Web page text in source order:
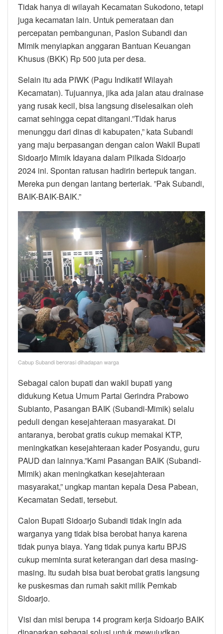
Tidak hanya di wilayah Kecamatan Sukodono, tetapi
juga kecamatan lain. Untuk pemerataan dan
percepatan pembangunan, Paslon Subandi dan
Mimik menyiapkan anggaran Bantuan Keuangan
Khusus (BKK) Rp 500 juta per desa.
Selain itu ada PIWK (Pagu Indikatif Wilayah
Kecamatan). Tujuannya, jika ada jalan atau drainase
yang rusak kecil, bisa langsung diselesaikan oleh
camat sehingga cepat ditangani.”Tidak harus
menunggu dari dinas di kabupaten,” kata Subandi
yang maju berpasangan dengan calon Wakil Bupati
Sidoarjo Mimik Idayana dalam Pilkada Sidoarjo
2024 ini. Spontan ratusan hadirin bertepuk tangan.
Mereka pun dengan lantang berteriak. ”Pak Subandi,
BAIK-BAIK-BAIK.”
Cabup Subandi berorasi dihadapan warga
Sebagai calon bupati dan wakil bupati yang
didukung Ketua Umum Partai Gerindra Prabowo
Subianto, Pasangan BAIK (Subandi-Mimik) selalu
peduli dengan kesejahteraan masyarakat. Di
antaranya, berobat gratis cukup memakai KTP,
meningkatkan kesejahteraan kader Posyandu, guru
PAUD dan lainnya.”Kami Pasangan BAIK (Subandi-
Mimik) akan meningkatkan kesejahteraan
masyarakat,” ungkap mantan kepala Desa Pabean,
Kecamatan Sedati, tersebut.
Calon Bupati Sidoarjo Subandi tidak ingin ada
warganya yang tidak bisa berobat hanya karena
tidak punya biaya. Yang tidak punya kartu BPJS
cukup meminta surat keterangan dari desa masing-
masing. Itu sudah bisa buat berobat gratis langsung
ke puskesmas dan rumah sakit milik Pemkab
Sidoarjo.
Visi dan misi berupa 14 program kerja Sidoarjo BAIK